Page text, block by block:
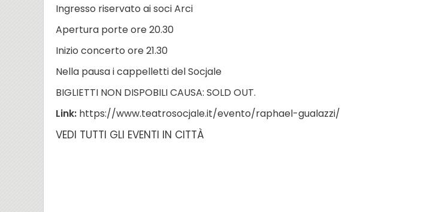
Ingresso riservato ai soci Arci
Apertura porte ore 20.30
Inizio concerto ore 21.30
Nella pausa i cappelletti del Socjale
BIGLIETTI NON DISPOBILI CAUSA: SOLD OUT.
Link: https://www.teatrosocjale.it/evento/raphael-gualazzi/
VEDI TUTTI GLI EVENTI IN CITTÀ